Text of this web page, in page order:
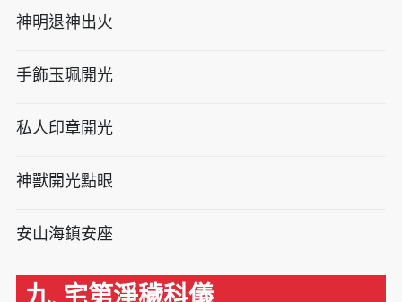
神明退神出火
手飾玉珮開光
私人印章開光
神獸開光點眼
安山海鎮安座